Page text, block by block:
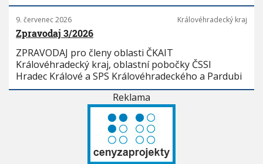
9. červenec 2026 Královéhradecký kraj
Zpravodaj 3/2026
ZPRAVODAJ pro členy oblasti ČKAIT
Královéhradecký kraj, oblastní pobočky ČSSI
Hradec Králové a SPS Královéhradeckého a Pardubi
Reklama